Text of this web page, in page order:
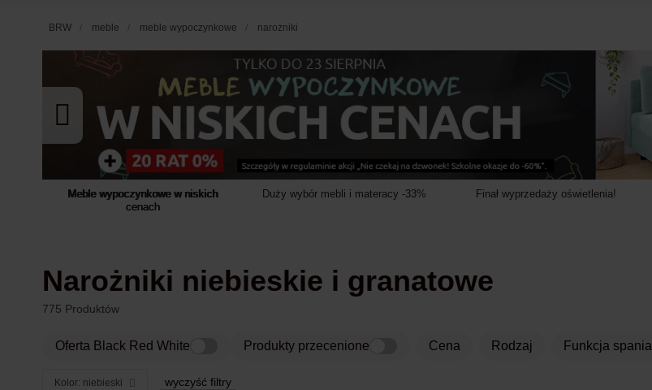
BRW meble meble wypoczynkowe narożniki
Meble wypoczynkowe w niskich
cenach
Duży wybór mebli i materacy -33% Finał wyprzedaży oświetlenia!
Narożniki niebieskie i granatowe
775 Produktów
Oferta Black Red White Produkty przecenione Cena rodzaj funkcja spania
Kolor: niebieski wyczyść filtry